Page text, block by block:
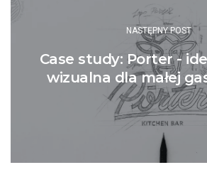
NASTĘPNY POST
Case study: Porter -
wizualna dla małej